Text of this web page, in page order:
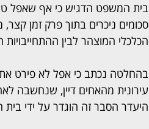
בית המשפט הדגיש כי אף שאפל
סכומים ניכרים בתוך פרק זמן
הכלכלי המוצהר לבין
בהחלטה נכתב כי אפל לא פירט
עירונית מהאחים דיין, שנחשבה
היעדר הסבר זה הוגדר על ידי